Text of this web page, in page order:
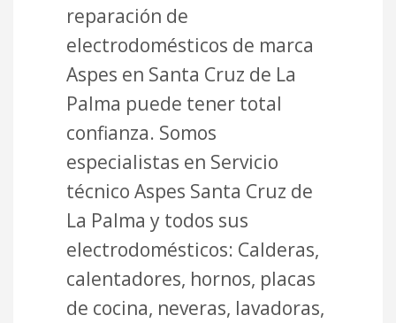
reparación de
electrodomésticos de marca
Aspes en Santa Cruz de La
Palma puede tener total
confianza. Somos
especialistas en Servicio
técnico Aspes Santa Cruz de
La Palma y todos sus
electrodomésticos: Calderas,
calentadores, hornos, placas
de cocina, neveras, lavadoras,